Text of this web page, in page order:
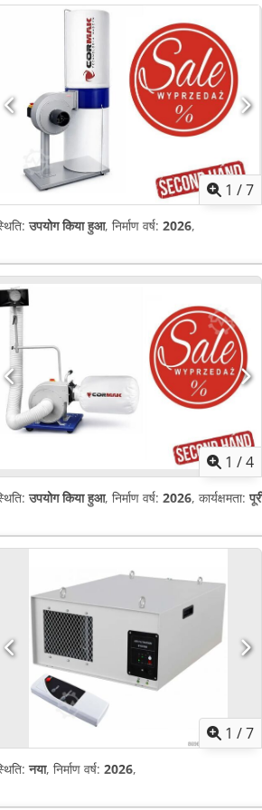
1 /7
उपयोग किया हुआ, निर्माण वर्ष: 2026,
1 /4
उपयोग किया हुआ, निर्माण वर्ष: 2026, कार्यक्षमता:
1 /7
नया, निर्माण वर्ष: 2026,